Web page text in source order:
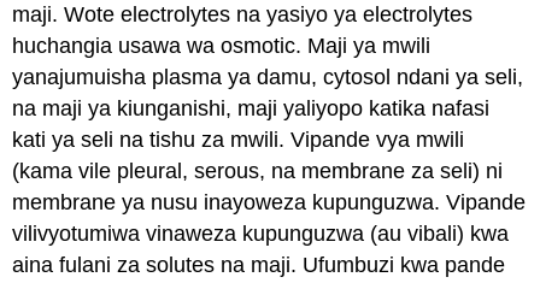
maji. Wote electrolytes na yasiyo ya electrolytes
huchangia usawa wa osmotic. Maji ya mwili
yanajumuisha plasma ya damu, cytosol ndani ya seli,
na maji ya kiunganishi, maji yaliyopo katika nafasi
kati ya seli na tishu za mwili. Vipande vya mwili
(kama vile pleural, serous, na membrane za seli) ni
membrane ya nusu inayoweza kupunguzwa. Vipande
vilivyotumiwa vinaweza kupunguzwa (au vibali) kwa
aina fulani za solutes na maji. Ufumbuzi kwa pande